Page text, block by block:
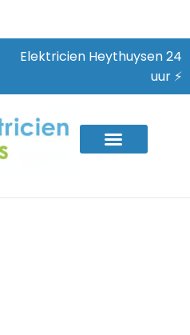
Elektricien Heythuysen 24
uur ⚡